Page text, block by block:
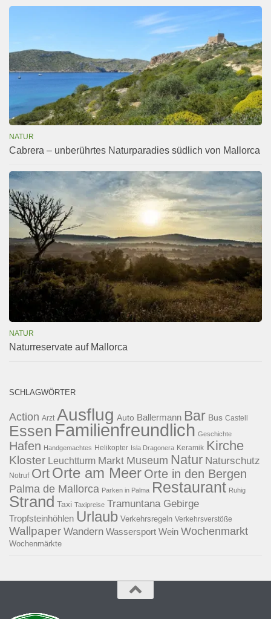
NATUR
Cabrera – unberührtes Naturparadies südlich von Mallorca
NATUR
Naturreservate auf Mallorca
SCHLAGWÖRTER
Action Arzt Ausflug Auto Ballermann Bar Bus Castell
Essen Familienfreundlich Geschichte
Hafen Handgemachtes Helikopter Isla Dragonera Keramik Kirche
Kloster Leuchtturm Markt Museum Natur Naturschutz
Notruf Ort Orte am Meer Orte in den Bergen
Palma de Mallorca Parken in Palma Restaurant Ruhig
Strand Taxi Taxipreise Tramuntana Gebirge
Tropfsteinhöhlen Urlaub Verkehrsregeln Verkehrsverstöße
Wallpaper Wandern Wassersport Wein Wochenmarkt
Wochenmärkte